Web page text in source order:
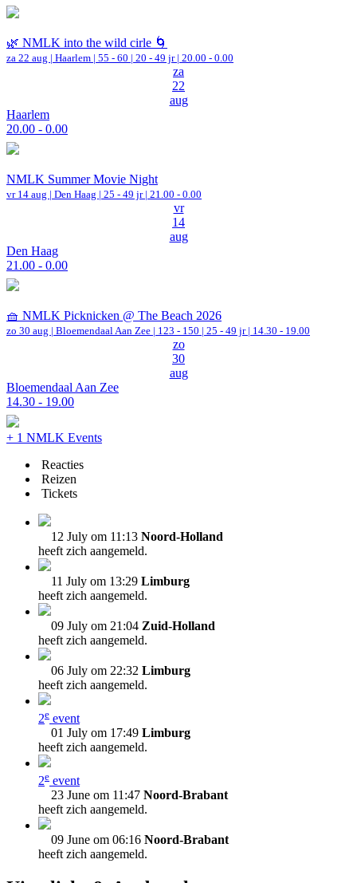
🌿 NMLK into the wild cirle 🌀
za 22 aug | Haarlem | 55 - 60 | 20 - 49 jr | 20.00 - 0.00
za
22
aug
Haarlem
20.00 - 0.00
NMLK Summer Movie Night
vr 14 aug | Den Haag | 25 - 49 jr | 21.00 - 0.00
vr
14
aug
Den Haag
21.00 - 0.00
🧺 NMLK Picknicken @ The Beach 2026
zo 30 aug | Bloemendaal Aan Zee | 123 - 150 | 25 - 49 jr | 14.30 - 19.00
zo
30
aug
Bloemendaal Aan Zee
14.30 - 19.00
+ 1 NMLK Events
Reacties
Reizen
Tickets
12 July om 11:13 Noord-Holland
heeft zich aangemeld.
11 July om 13:29 Limburg
heeft zich aangemeld.
09 July om 21:04 Zuid-Holland
heeft zich aangemeld.
06 July om 22:32 Limburg
heeft zich aangemeld.
2e event
01 July om 17:49 Limburg
heeft zich aangemeld.
2e event
23 June om 11:47 Noord-Brabant
heeft zich aangemeld.
09 June om 06:16 Noord-Brabant
heeft zich aangemeld.